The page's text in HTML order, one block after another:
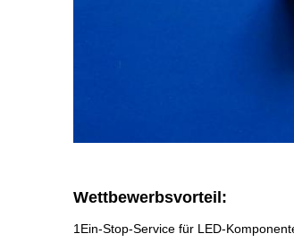
Wettbewerbsvorteil:
1Ein-Stop-Service für LED-